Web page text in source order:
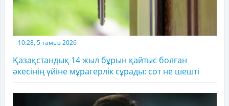
10:28, 5 тамыз 2026
Қазақстандық 14 жыл бұрын қайтыс болған
әкесінің үйіне мұрагерлік сұрады: сот не шешті